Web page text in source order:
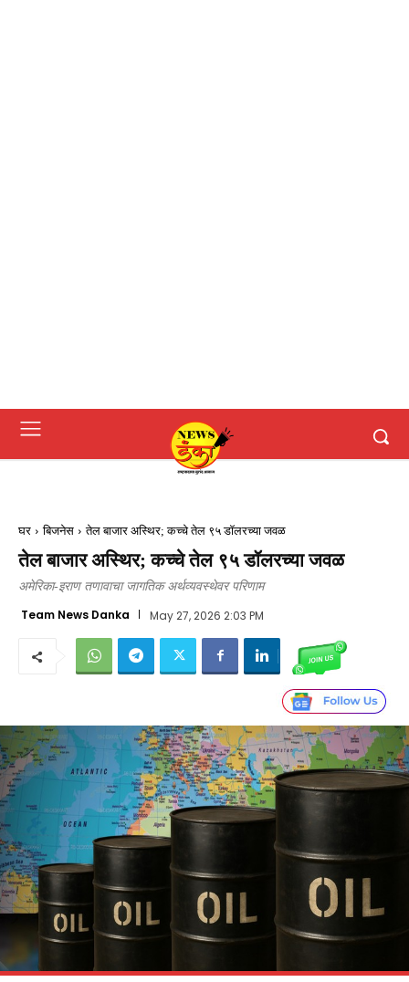
घर बिजनेस तेल बाजार अस्थिर; कच्चे तेल ९५ डॉलरच्या जवळ
तेल बाजार अस्थिर; कच्चे तेल ९५ डॉलरच्या जवळ
अमेरिका-इराण तणावाचा जागतिक अर्थव्यवस्थेवर परिणाम
Team News Danka May 27, 2026 2:03 PM